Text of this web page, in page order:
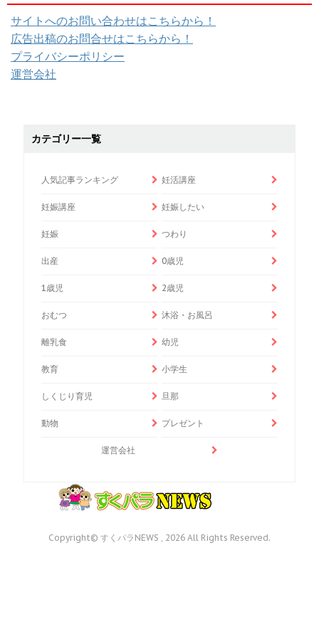
サイトへのお問い合わせはこちらから！
広告出稿のお問合せはこちらから！
プライバシーポリシー
運営会社
カテゴリー一覧
人気記事ランキング 妊活講座
妊娠講座 妊娠したい
妊娠 つわり
出産 0歳児
1歳児 2歳児
おむつ 沐浴・お風呂
離乳食 幼児
教育 小学生
しくじり育児 旦那
動物 プレゼント
運営会社
Copyright© すくパラNEWS , 2026 All Rights Reserved.